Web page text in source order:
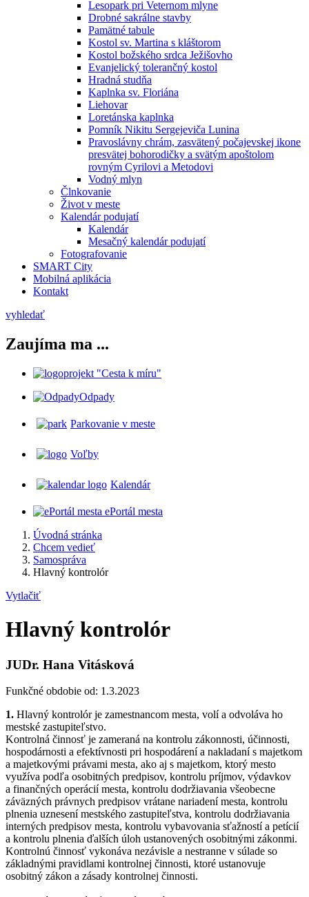
Lesopark pri Veternom mlyne
Drobné sakrálne stavby
Pamätné tabule
Kostol sv. Martina s kláštorom
Kostol božského srdca Ježišovho
Evanjelický tolerančný kostol
Hradná studňa
Kaplnka sv. Floriána
Liehovar
Loretánska kaplnka
Pomník Nikitu Sergejeviča Lunina
Pravoslávny chrám, zasvätený počajevskej ikone
presvätej bohorodičky a svätým apoštolom
rovným Cyrilovi a Metodovi
Vodný mlyn
Člnkovanie
Život v meste
Kalendár podujatí
Kalendár
Mesačný kalendár podujatí
Fotografovanie
SMART City
Mobilná aplikácia
Kontakt
vyhledať
Zaujíma ma ...
projekt "Cesta k míru"
Odpady
Parkovanie v meste
Voľby
Kalendár
ePortál mesta
Úvodná stránka
Chcem vedieť
Samospráva
Hlavný kontrolór
Vytlačiť
Hlavný kontrolór
JUDr. Hana Vitásková
Funkčné obdobie od: 1.3.2023
1. Hlavný kontrolór je zamestnancom mesta, volí a odvoláva ho
mestské zastupiteľstvo.
Kontrolná činnosť je zameraná na kontrolu zákonnosti, účinnosti,
hospodárnosti a efektívnosti pri hospodárení a nakladaní s majetkom
a majetkovými právami mesta, ako aj s majetkom, ktorý mesto
využíva podľa osobitných predpisov, kontrolu príjmov, výdavkov
a finančných operácií mesta, kontrolu dodržiavania všeobecne
záväzných právnych predpisov vrátane nariadení mesta, kontrolu
plnenia uznesení mestského zastupiteľstva, kontrolu dodržiavania
interných predpisov mesta, kontrolu vybavovania sťažností a petícií
a kontrolu plnenia ďalších úloh ustanovených osobitnými zákonmi.
Kontrolnú činnosť vykonáva nezávisle a nestranne v súlade so
základnými pravidlami kontrolnej činnosti, ktoré ustanovuje
osobitný zákon a zásady kontrolnej činnosti.